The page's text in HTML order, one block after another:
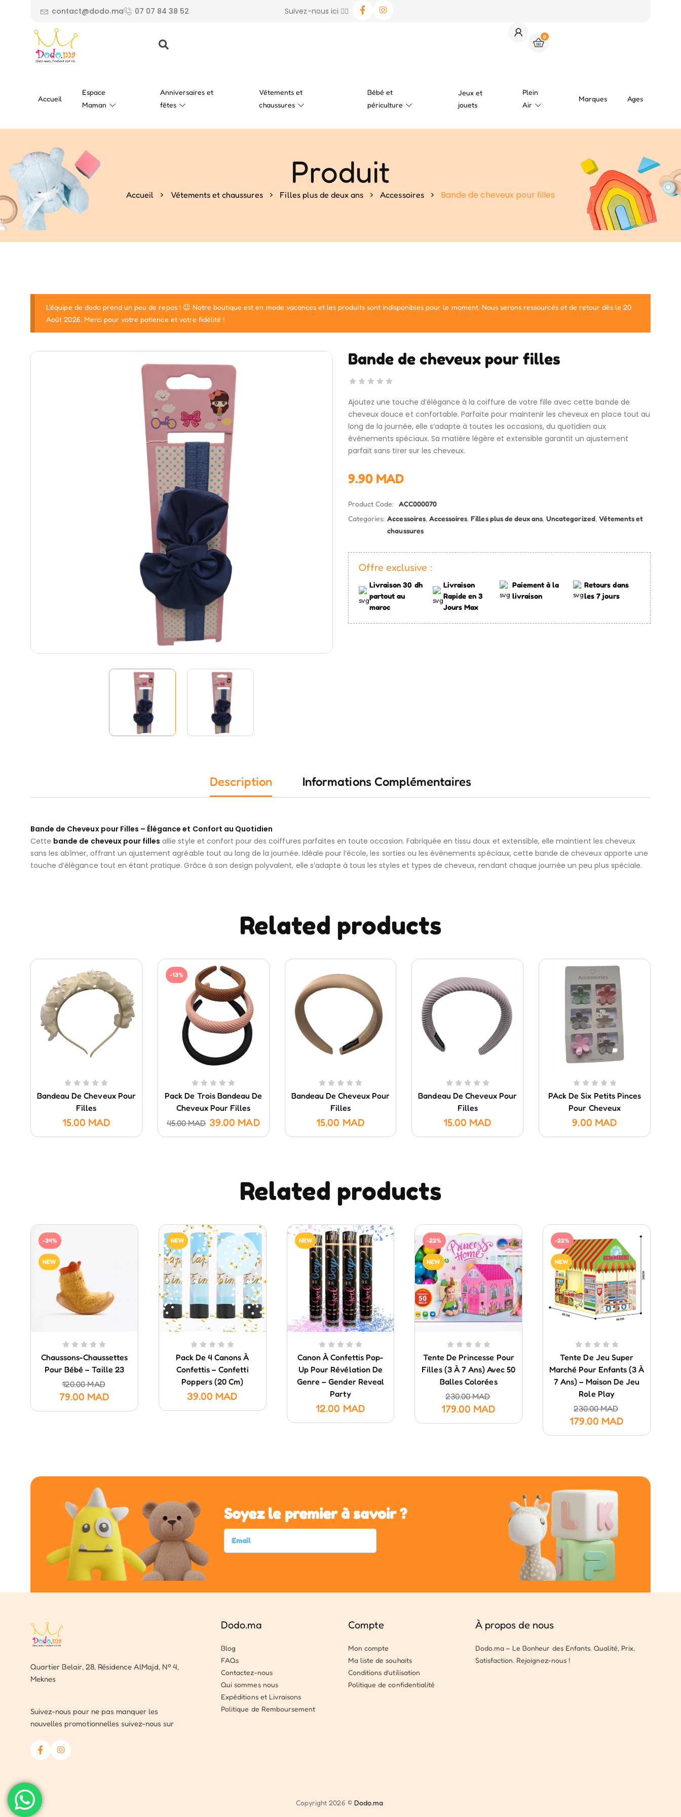
contact@dodo.ma 07 07 84 38 52 Suivez-nous ici 👉🏻
0
Accueil
Espace
Maman
Anniversaires et
fêtes
Vétements et
chaussures
Bébé et
périculture
Jeux et
jouets
Plein
Air
Marques Ages
Produit
Accueil > Vétements et chaussures > Filles plus de deux ans > Accessoires > Bande de cheveux pour filles
L'équipe de dodo prend un peu de repos ! 😉 Notre boutique est en mode vacances et les produits sont indisponibles pour le moment. Nous serons ressourcés et de retour dès le 20
Août 2026. Merci pour votre patience et votre fidélité !
Bande de cheveux pour filles
Ajoutez une touche d’élégance à la coiffure de votre fille avec cette bande de
cheveux douce et confortable. Parfaite pour maintenir les cheveux en place tout au
long de la journée, elle s’adapte à toutes les occasions, du quotidien aux
événements spéciaux. Sa matière légère et extensible garantit un ajustement
parfait sans tirer sur les cheveux.
9.90 MAD
Product Code: ACC000070
Categories: Accessoires, Accessoires,Filles plus de deux ans,Uncategorized, Vétements et
chaussures
Offre exclusive :
Livraison 30 dh
partout au
maroc
Livraison
Rapide en 3
Jours Max
Paiement à la
livraison
Retours dans
les 7 jours
Description Informations Complémentaires
Bande de Cheveux pour Filles – Élégance et Confort au Quotidien
Cette bande de cheveux pour filles allie style et confort pour des coiffures parfaites en toute occasion. Fabriquée en tissu doux et extensible, elle maintient les cheveux
sans les abîmer, offrant un ajustement agréable tout au long de la journée. Idéale pour l’école, les sorties ou les événements spéciaux, cette bande de cheveux apporte une
touche d’élégance tout en étant pratique. Grâce à son design polyvalent, elle s’adapte à tous les styles et types de cheveux, rendant chaque journée un peu plus spéciale.
Related products
Bandeau De Cheveux Pour
Filles
15.00 MAD
-13%
Pack De Trois Bandeau De
Cheveux Pour Filles
45.00MAD 39.00 MAD
Bandeau De Cheveux Pour
Filles
15.00 MAD
Bandeau De Cheveux Pour
Filles
15.00 MAD
PAck De Six Petits Pinces
Pour Cheveux
9.00 MAD
Related products
-34%
NEW
Chaussons-Chaussettes
Pour Bébé – Taille 23
120.00MAD
79.00 MAD
NEW
Pack De 4 Canons À
Confettis – Confetti
Poppers (20 Cm)
39.00 MAD
NEW
Canon À Confettis Pop-
Up Pour Révélation De
Genre – Gender Reveal
Party
12.00 MAD
-22%
NEW
Tente De Princesse Pour
Filles (3 À 7 Ans) Avec 50
Balles Colorées
230.00MAD
179.00 MAD
-22%
NEW
Tente De Jeu Super
Marché Pour Enfants (3 À
7 Ans) – Maison De Jeu
Role Play
230.00MAD
179.00 MAD
Soyez le premier à savoir ?
Quartier Belair, 28, Résidence AlMajd, Nº 4,
Meknes
Suivez-nous pour ne pas manquer les
nouvelles promotionnelles suivez-nous sur
Dodo.ma
Blog
FAQs
Contactez-nous
Qui sommes nous
Expéditions et Livraisons
Politique de Remboursement
Compte
Mon compte
Ma liste de souhaits
Conditions d’utilisation
Politique de confidentialité
À propos de nous
Dodo.ma – Le Bonheur des Enfants. Qualité, Prix,
Satisfaction. Rejoignez-nous !
Copyright 2026 © Dodo.ma